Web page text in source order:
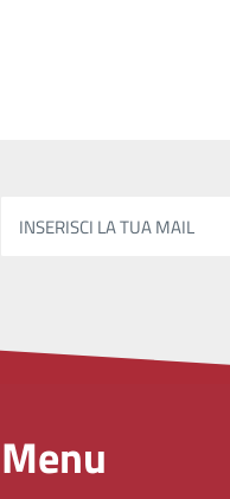
INSERISCI LA TUA MAIL
Menu